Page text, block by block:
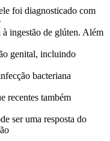
foi diagnosticado com
à ingestão de glúten. Além
genital, incluindo
bacteriana
recentes também
ser uma resposta do